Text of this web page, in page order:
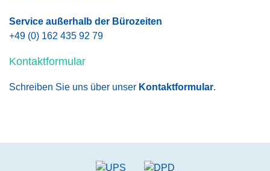
Service außerhalb der Bürozeiten
+49 (0) 162 435 92 79
Kontaktformular
Schreiben Sie uns über unser Kontaktformular.